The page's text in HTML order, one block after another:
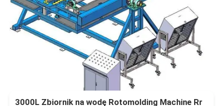
3000L Zbiornik na wodę Rotomolding Machine Rr